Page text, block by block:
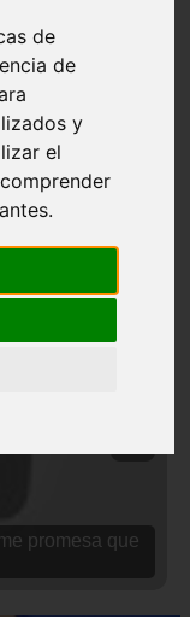
de
de
y
el
que
y mucho mas
promesa que